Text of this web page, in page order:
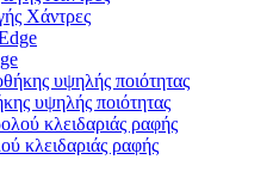
Χάντρες
υψηλής ποιότητας
κλειδαριάς ραφής